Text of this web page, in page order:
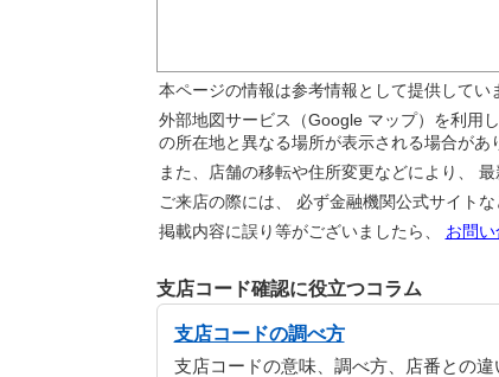
本ページの情報は参考情報として提供してい
外部地図サービス（Google マップ）を利用
の所在地と異なる場所が表示される場合があ
また、店舗の移転や住所変更などにより、
ご来店の際には、 必ず金融機関公式サイト
掲載内容に誤り等がございましたら、 お問
支店コード確認に役立つコラム
支店コードの調べ方
支店コードの意味、調べ方、店番との違